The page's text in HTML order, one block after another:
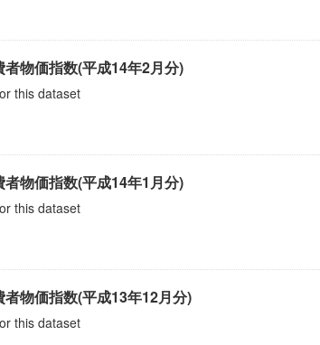
者物価指数(平成14年2月分)
this dataset
者物価指数(平成14年1月分)
this dataset
者物価指数(平成13年12月分)
this dataset